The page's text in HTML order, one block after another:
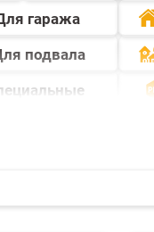
гаража
подвала